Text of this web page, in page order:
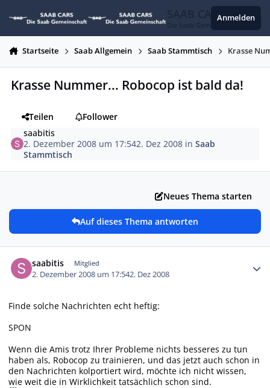
SAAB CARS
Die Saab Gemeinschaft
Anmelden
Startseite Saab Allgemein Saab Stammtisch Krasse
Krasse Nummer... Robocop ist bald da!
Teilen
Follower
saabitis
2. Dezember 2008 um 17:542. Dez 2008 inSaab
Stammtisch
Neues Thema starten
Auf dieses Thema antworten
saabitis Mitglied
2. Dezember 2008 um 17:542. Dez 2008
Finde solche Nachrichten echt heftig:
SPON
Wenn die Amis trotz Ihrer Probleme nichts besseres zu tun
haben als, Robocop zu trainieren, und das jetzt auch schon in
den Nachrichten kolportiert wird, möchte ich nicht wissen,
wie weit die in Wirklichkeit tatsächlich schon sind.